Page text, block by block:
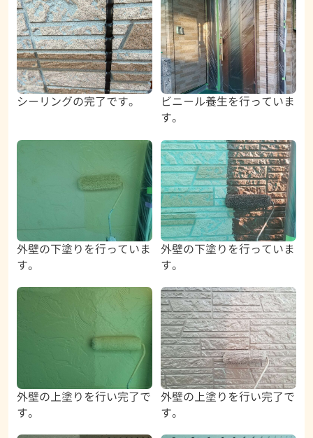
シーリングの完了です。
ビニール養生を行っていま
す。
外壁の下塗りを行っていま
す。
外壁の下塗りを行っていま
す。
外壁の上塗りを行い完了で
す。
外壁の上塗りを行い完了で
す。